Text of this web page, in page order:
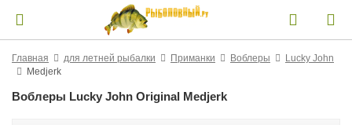
Главная для летней рыбалки Приманки Воблеры
Lucky John
Medjerk
Воблеры Lucky John Original Medjerk